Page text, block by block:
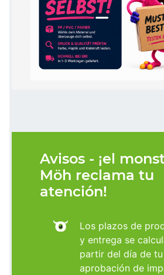
Avisos - ¡el
Möh reclama tu
atención!
Los plazos de
y entrega se
partir del día de tu
aprobación de